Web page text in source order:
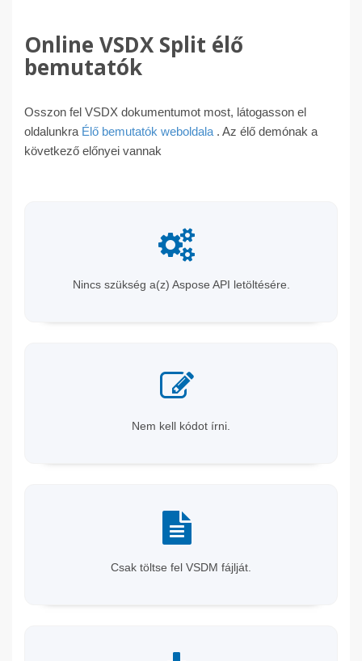
Online VSDX Split élő
bemutatók
Osszon fel VSDX dokumentumot most, látogasson el
oldalunkra Élő bemutatók weboldala . Az élő demónak a
következő előnyei vannak
Nincs szükség a(z) Aspose API letöltésére.
Nem kell kódot írni.
Csak töltse fel VSDM fájlját.